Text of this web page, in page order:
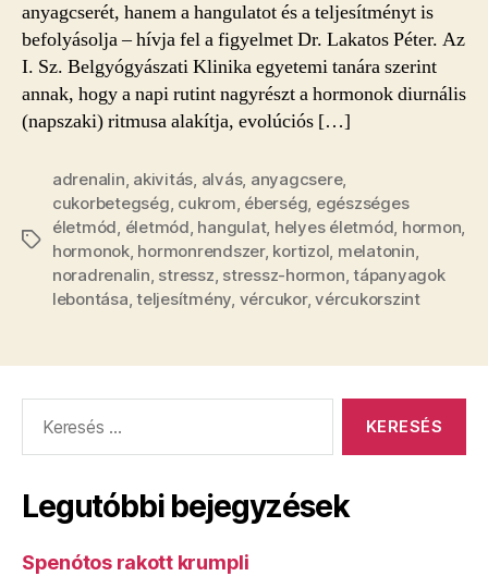
vagy
tanulni
bejegyzéshez
anyagcserét, hanem a hangulatot és a teljesítményt is
befolyásolja – hívja fel a figyelmet Dr. Lakatos Péter. Az
I. Sz. Belgyógyászati Klinika egyetemi tanára szerint
annak, hogy a napi rutint nagyrészt a hormonok diurnális
(napszaki) ritmusa alakítja, evolúciós […]
Címkék
adrenalin, akivitás, alvás, anyagcsere,
cukorbetegség, cukrom, éberség, egészséges
életmód, életmód, hangulat, helyes életmód, hormon,
hormonok, hormonrendszer, kortizol, melatonin,
noradrenalin, stressz, stressz-hormon,tápanyagok
lebontása,teljesítmény, vércukor,vércukorszint
Legutóbbi bejegyzések
Spenótos rakott krumpli